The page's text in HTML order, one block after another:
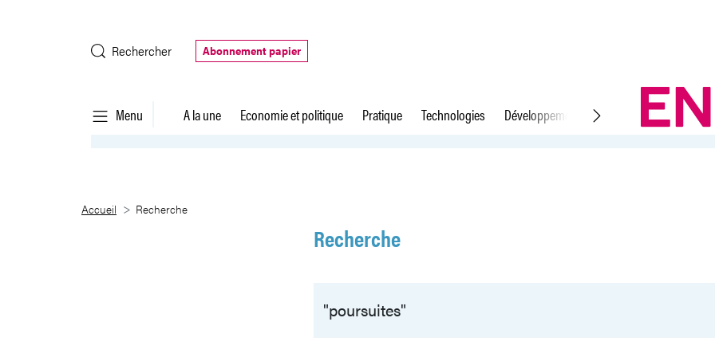
Rechercher
Abonnement papier
Menu A la une Economie et politique Pratique Technologies Développement durable Droit du travail
Recherche
Accueil Recherche
Recherche